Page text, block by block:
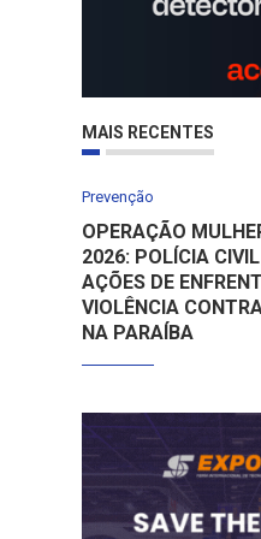
MAIS RECENTES
Prevenção
OPERAÇÃO
2026: POLÍCIA
AÇÕES DE
VIOLÊNCIA
NA PARAÍBA